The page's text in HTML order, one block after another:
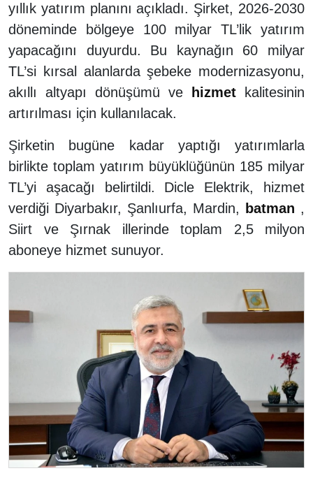
yıllık yatırım planını açıkladı. Şirket, 2026-2030
döneminde bölgeye 100 milyar TL’lik yatırım
yapacağını duyurdu. Bu kaynağın 60 milyar
TL’si kırsal alanlarda şebeke modernizasyonu,
akıllı altyapı dönüşümü ve
hizmet kalitesinin
artırılması için kullanılacak.
Şirketin bugüne kadar yaptığı yatırımlarla
birlikte toplam yatırım büyüklüğünün 185 milyar
TL’yi aşacağı belirtildi. Dicle Elektrik, hizmet
verdiği Diyarbakır, Şanlıurfa, Mardin,
batman ,
Siirt ve Şırnak illerinde toplam 2,5 milyon
aboneye hizmet sunuyor.